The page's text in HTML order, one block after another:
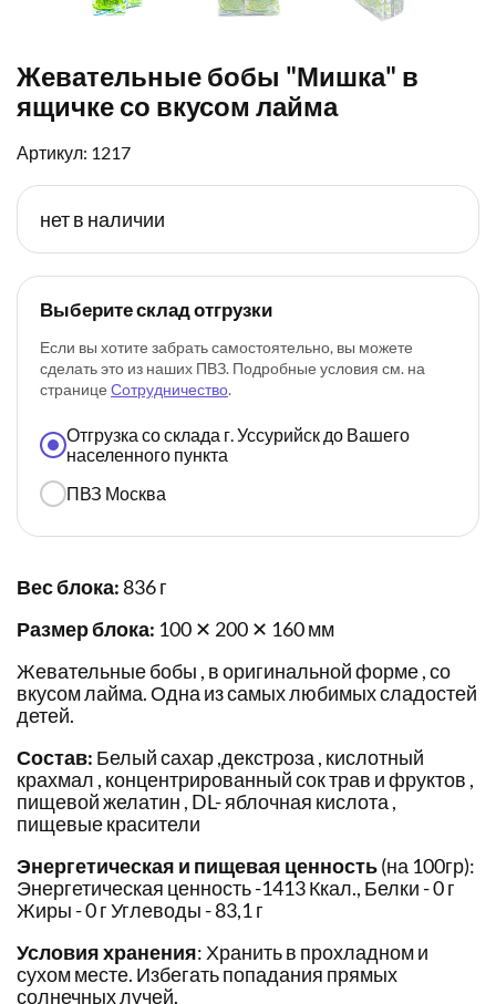
Жевательные бобы "Мишка" в
ящичке со вкусом лайма
Артикул: 1217
нет в наличии
Выберите склад отгрузки
Если вы хотите забрать самостоятельно, вы можете
сделать это из наших ПВЗ. Подробные условия см. на
странице Сотрудничество.
Отгрузка со склада г. Уссурийск до Вашего
населенного пункта
ПВЗ Москва
Вес блока:836 г
Размер блока: 100 ✕ 200 ✕ 160 мм
Жевательные бобы , в оригинальной форме , со
вкусом лайма. Одна из самых любимых сладостей
детей.
Состав: Белый сахар ,декстроза , кислотный
крахмал , концентрированный сок трав и фруктов ,
пищевой желатин , DL- яблочная кислота ,
пищевые красители
Энергетическая и пищевая ценность(на 100гр):
Энергетическая ценность -1413 Ккал., Белки - 0 г
Жиры - 0 г Углеводы - 83,1 г
Условия хранения: Хранить в прохладном и
сухом месте. Избегать попадания прямых
солнечных лучей.